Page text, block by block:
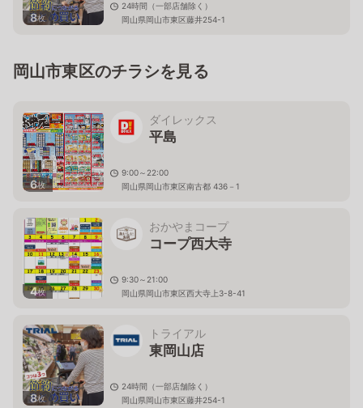
8枚
24時間（一部店舗除く）
岡山県岡山市東区藤井254-1
岡山市東区のチラシを見る
6枚
ダイレックス
平島
9:00～22:00
岡山県岡山市東区南古都 436－1
4枚
おかやまコープ
コープ西大寺
9:30～21:00
岡山県岡山市東区西大寺上3-8-41
8枚
トライアル
東岡山店
24時間（一部店舗除く）
岡山県岡山市東区藤井254-1